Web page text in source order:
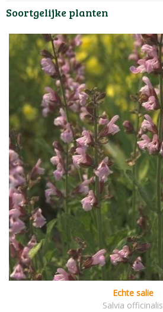
Soortgelijke planten
Echte salie
Salvia officinalis